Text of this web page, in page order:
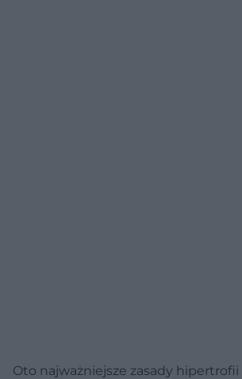
Oto najważniejsze zasady